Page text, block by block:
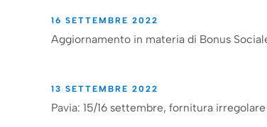
16 SETTEMBRE 2022
Aggiornamento in materia di Bonus
13 SETTEMBRE 2022
Pavia: 15/16 settembre, fornitura